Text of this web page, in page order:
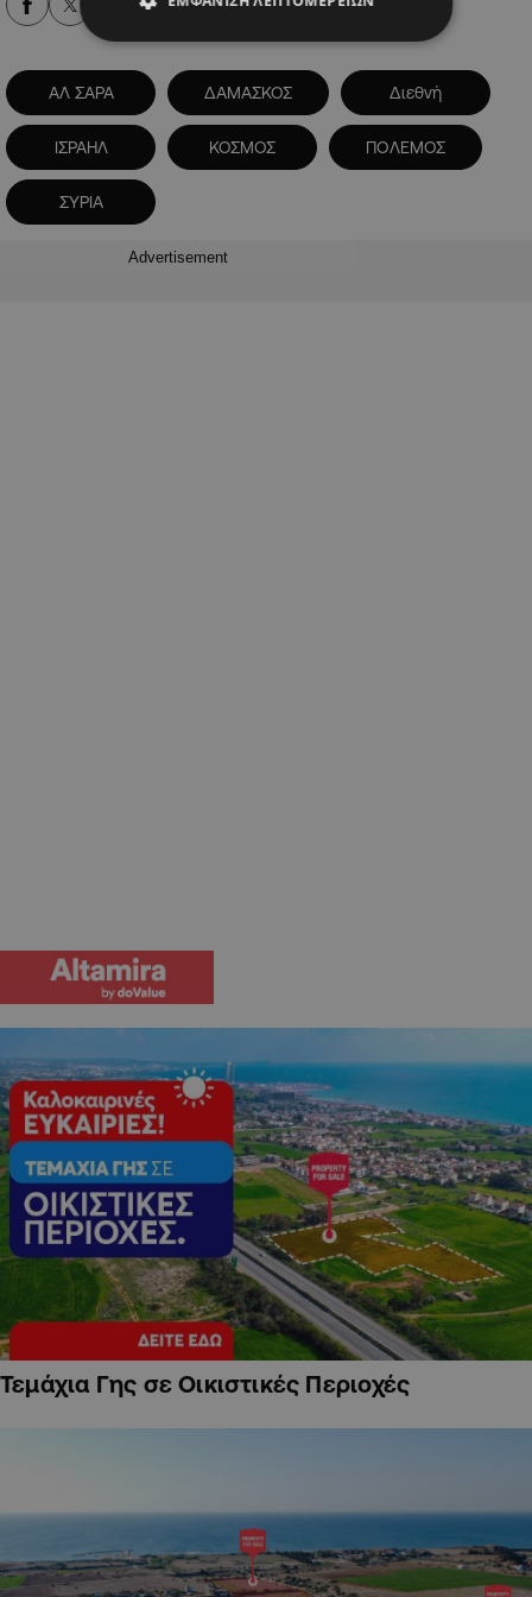
Alpha Podcasts
ΑΛ ΣΑΡΑ ΔΑΜΑΣΚΟΣ Διεθνή
ΙΣΡΑΗΛ ΚΟΣΜΟΣ ΠΟΛΕΜΟΣ
ΣΥΡΙΑ
Advertisement
Τεμάχια Γης σε Οικιστικές Περιοχές